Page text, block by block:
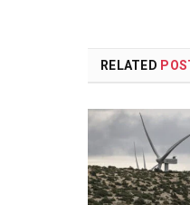
RELATED